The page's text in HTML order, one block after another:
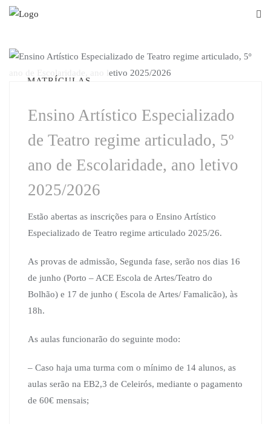
Skip
MATRÍCULAS
Ensino Artístico Especializado
de Teatro regime articulado, 5º
ano de Escolaridade, ano letivo
2025/2026
Estão abertas as inscrições para o Ensino Artístico
Especializado de Teatro regime articulado 2025/26.
As provas de admissão, Segunda fase, serão nos dias 16
de junho (Porto – ACE Escola de Artes/Teatro do
Bolhão) e 17 de junho ( Escola de Artes/ Famalicão), às
18h.
As aulas funcionarão do seguinte modo:
– Caso haja uma turma com o mínimo de 14 alunos, as
aulas serão na EB2,3 de Celeirós, mediante o pagamento
de 60€ mensais;